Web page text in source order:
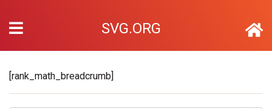
SVG.ORG
[rank_math_breadcrumb]